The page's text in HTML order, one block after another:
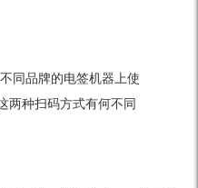
同品牌的电签机器上使
两种扫码方式有何不同